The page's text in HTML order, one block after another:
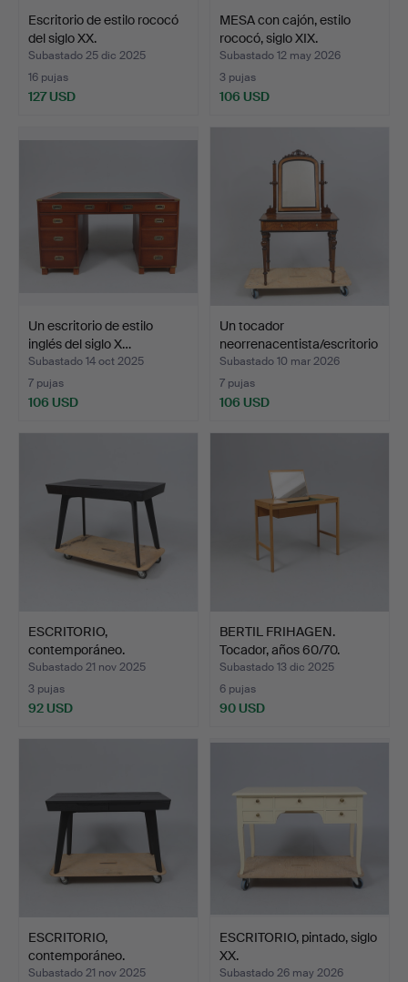
Escritorio de estilo rococó
del siglo XX.
Subastado 25 dic 2025
16 pujas
127 USD
MESA con cajón, estilo
rococó, siglo XIX.
Subastado 12 may 2026
3 pujas
106 USD
Un escritorio de estilo
inglés del siglo X…
Subastado 14 oct 2025
7 pujas
106 USD
Un tocador
neorrenacentista/escritorio
par…
Subastado 10 mar 2026
7 pujas
106 USD
ESCRITORIO,
contemporáneo.
Subastado 21 nov 2025
3 pujas
92 USD
BERTIL FRIHAGEN.
Tocador, años 60/70.
Subastado 13 dic 2025
6 pujas
90 USD
ESCRITORIO,
contemporáneo.
Subastado 21 nov 2025
ESCRITORIO, pintado, siglo
XX.
Subastado 26 may 2026